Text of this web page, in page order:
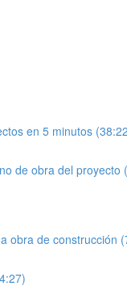
en 5 minutos
de obra del proyecto
obra de construcción